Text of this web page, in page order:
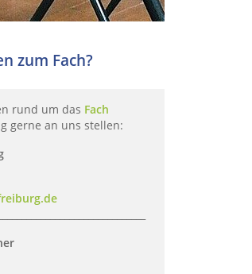
zum Fach?
rund um das Fach
gerne an uns stellen: